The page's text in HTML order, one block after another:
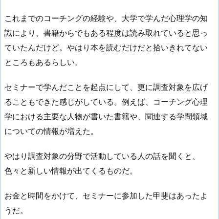
これまでのコーチングの経験や、大学で学んだ心理学の知
識により、書籍からでもある程度は読み取れていると思っ
ていたんだけど。やはり本を読むだけだと拾いきれてない
ところもあるらしい。
セミナーで学んだことを起点にして、更に調査対象を広げ
ることもできた感じがしている。例えば、コーチング心理
学における主要な人物が書いた書籍や、関連する学問領域
についての情報が増えた。
やはり調査対象の分野で活動している人の話を聞くと、
色々と新しい情報が出てくるものだ。
お金と時間をかけて、セミナーに参加した甲斐はあったよ
うだ。